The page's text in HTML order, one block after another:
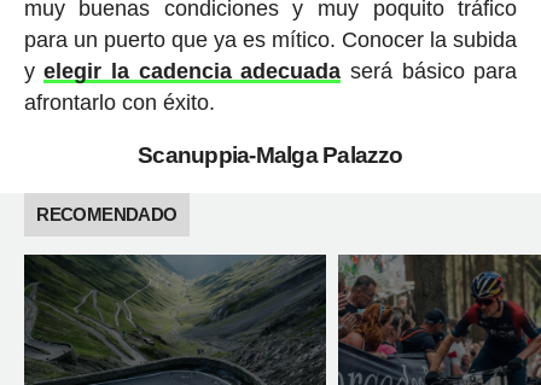
muy buenas condiciones y muy poquito tráfico
para un puerto que ya es mítico. Conocer la subida
yelegir la cadencia adecuada será básico para
afrontarlo con éxito.
Scanuppia-Malga Palazzo
RECOMENDADO